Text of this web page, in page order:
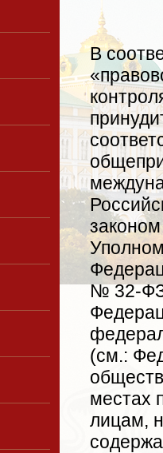
В
№ 32-ФЗ
(см.:
местах
лицам,